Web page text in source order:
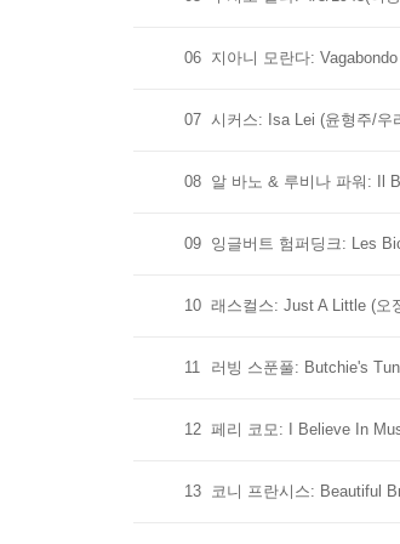
06 지아니 모란다:
07 시커스: Isa Lei (윤형주/우
08 알 바노 & 루비나 파워: Il
09 잉글버트 험퍼딩크: Les
10 래스컬스: Just A Little (오
11 러빙 스푼풀: Butchie's
12 페리 코모: I Believe In
13 코니 프란시스: Beautiful